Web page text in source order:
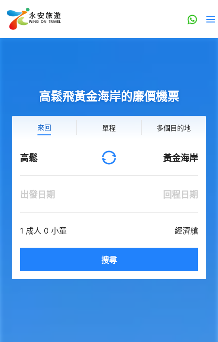
高鬆飛黃金海岸的廉價機票
來回 單程 多個目的地
高鬆 黃金海岸
出發日期 回程日期
1 成人 0 小童 經濟艙
搜尋